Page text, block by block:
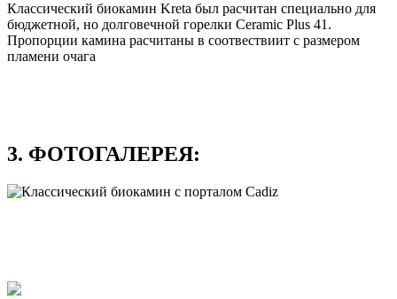
Классический биокамин Kreta был расчитан специально для
бюджетной, но долговечной горелки Ceramic Plus 41.
Пропорции камина расчитаны в соотвествиит с размером
пламени очага
3. ФОТОГАЛЕРЕЯ: